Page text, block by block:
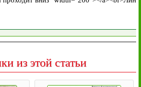
из этой статьи